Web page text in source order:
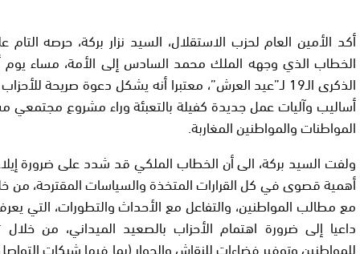
أكد الأمين العام لحزب الاستقلال، السيد نزار بركة، حرصه التام
الخطاب الذي وجهه الملك محمد السادس إلى الأمة، مساء يوم
الذكرى الـ19 لـ”عيد العرش”، معتبرا أنه يشكل دعوة صريحة
أساليب وآليات عمل جديدة كفيلة بالتعبئة وراء مشروع
المواطنات والمواطنين المغاربة.
ولفت السيد بركة، الى أن الخطاب الملكي قد شدد على ضرورة
أهمية قصوى في كل القرارات المتخذة والسياسات المقترحة، من
مع مطالب المواطنين، والتفاعل مع الأحداث والتطورات، التي
داعيا إلى ضرورة اهتمام الأحزاب بالصعيد الميداني، من خلال
للمواطنين وتوفير فضاءات للنقاش والحوار (بما فيها شبكات التواصل